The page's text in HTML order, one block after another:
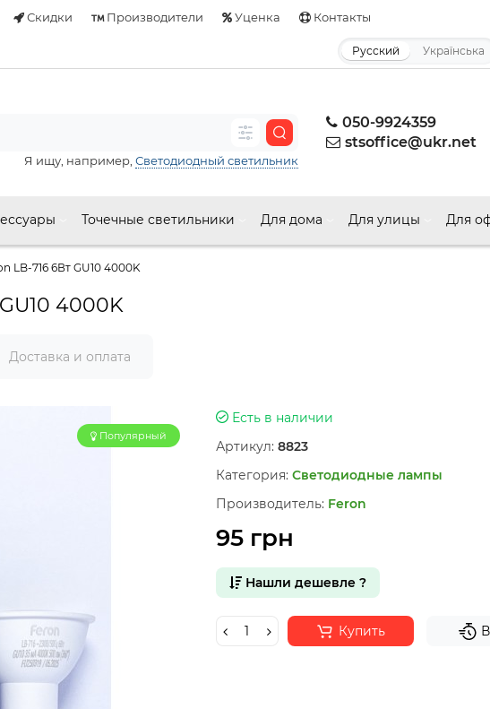
Скидки Производители Уценка Контакты
Русский Українська
050-9924359
stsoffice@ukr.net
Я ищу, например, Светодиодный светильник
Точечные светильники Для дома Для улицы Для
LB-716 6Вт GU10 4000K
4000K
Доставка и оплата
Популярный
Есть в наличии
Артикул: 8823
Категория: Светодиодные лампы
Производитель: Feron
95 грн
Нашли дешевле ?
Купить